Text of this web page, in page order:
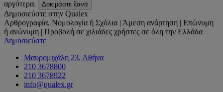
αργότερα.
Δοκιμάστε ξανά
Δημοσιεύστε στην Qualex
Αρθρογραφία, Νομολογία ή Σχόλια | Άμεση ανάρτηση | Επώνυμη
ή ανώνυμη | Προβολή σε χιλιάδες χρήστες σε όλη την Ελλάδα
Δημοσιεύστε
Μαυρομιχάλη 23, Αθήνα
210 3678800
210 3678922
info@qualex.gr